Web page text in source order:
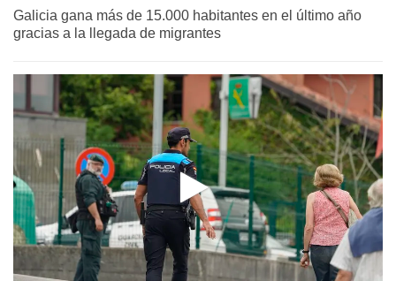
Galicia gana más de 15.000 habitantes en el último año
gracias a la llegada de migrantes